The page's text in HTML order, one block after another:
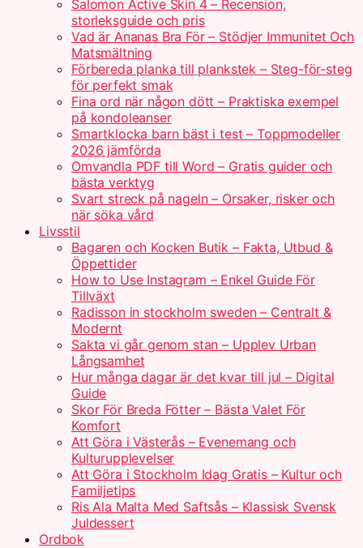
Salomon Active Skin 4 – Recension,
storleksguide och pris
Vad är Ananas Bra För – Stödjer Immunitet Och
Matsmältning
Förbereda planka till plankstek – Steg-för-steg
för perfekt smak
Fina ord när någon dött – Praktiska exempel
på kondoleanser
Smartklocka barn bäst i test – Toppmodeller
2026 jämförda
Omvandla PDF till Word – Gratis guider och
bästa verktyg
Svart streck på nageln – Orsaker, risker och
när söka vård
Livsstil
Bagaren och Kocken Butik – Fakta, Utbud &
Öppettider
How to Use Instagram – Enkel Guide För
Tillväxt
Radisson in stockholm sweden – Centralt &
Modernt
Sakta vi går genom stan – Upplev Urban
Långsamhet
Hur många dagar är det kvar till jul – Digital
Guide
Skor För Breda Fötter – Bästa Valet För
Komfort
Att Göra i Västerås – Evenemang och
Kulturupplevelser
Att Göra i Stockholm Idag Gratis – Kultur och
Familjetips
Ris Ala Malta Med Saftsås – Klassisk Svensk
Juldessert
Ordbok